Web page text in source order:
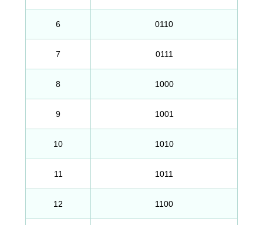
6 0110
7 0111
8 1000
9 1001
10 1010
11 1011
12 1100